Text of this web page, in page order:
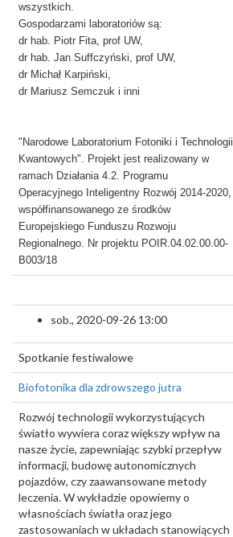
wszystkich.
Gospodarzami laboratoriów są:
dr hab. Piotr Fita, prof UW,
dr hab. Jan Suffczyński, prof UW,
dr Michał Karpiński,
dr Mariusz Semczuk i inni
"Narodowe Laboratorium Fotoniki i Technologii
Kwantowych". Projekt jest realizowany w
ramach Działania 4.2. Programu
Operacyjnego Inteligentny Rozwój 2014-2020,
współfinansowanego ze środków
Europejskiego Funduszu Rozwoju
Regionalnego. Nr projektu POIR.04.02.00.00-
B003/18
sob., 2020-09-26 13:00
Spotkanie festiwalowe
Biofotonika dla zdrowszego jutra
Rozwój technologii wykorzystujących
światło wywiera coraz większy wpływ na
nasze życie, zapewniając szybki przepływ
informacji, budowę autonomicznych
pojazdów, czy zaawansowane metody
leczenia. W wykładzie opowiemy o
własnościach światła oraz jego
zastosowaniach w układach stanowiących